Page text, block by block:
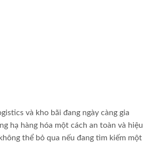
và kho bãi đang ngày càng gia
hạ hàng hóa một cách an toàn và hiệu
thể bỏ qua nếu đang tìm kiếm một